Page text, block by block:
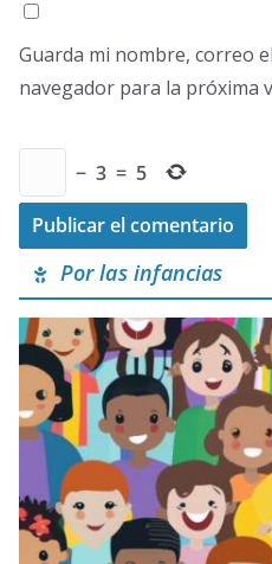
Guarda mi nombre, correo
navegador para la próxima
− 3 = 5
Por las infancias